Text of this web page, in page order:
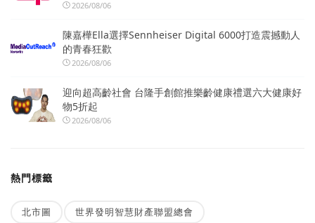
2026/08/06
陳嘉樺Ella選擇Sennheiser Digital 6000打造震撼動人
的青春狂歡
2026/08/06
迎向超高齡社會 台隆手創館推樂齡健康禮選六大健康好
物5折起
2026/08/06
熱門標籤
北市圖 世界發明智慧財產聯盟總會